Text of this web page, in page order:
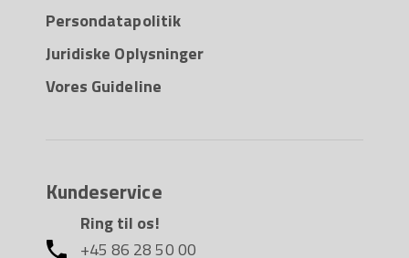
Persondatapolitik
Juridiske Oplysninger
Vores Guideline
Kundeservice
Ring til os!
+45 86 28 50 00